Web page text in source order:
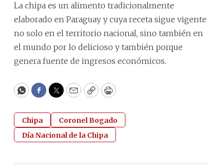
La chipa es un alimento tradicionalmente
elaborado en Paraguay y cuya receta sigue vigente
no solo en el territorio nacional, sino también en
el mundo por lo delicioso y también porque
genera fuente de ingresos económicos.
WhatsApp
Facebook
Twitter
EmailCopyPrint
Chipa
Coronel Bogado
Día Nacional de la Chipa